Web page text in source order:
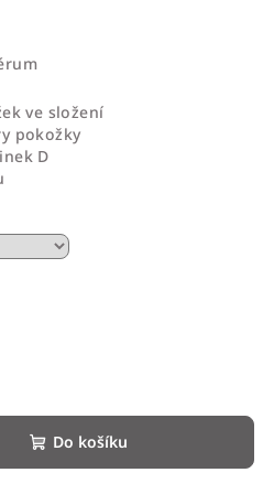
ve složení
pokožky
D
Do košíku